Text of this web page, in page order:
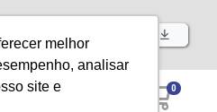
melhor
analisar
site e
Baixe já nosso APP
0